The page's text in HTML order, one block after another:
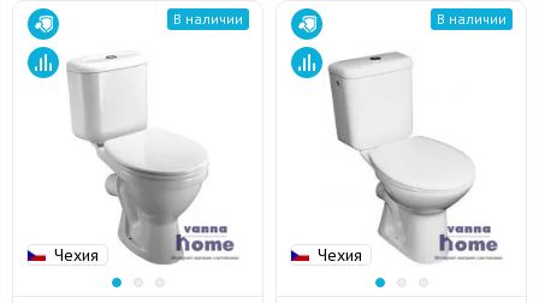
Чехия
В наличии
Чехия
В наличии